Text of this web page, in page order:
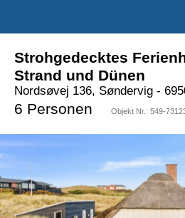
Strohgedecktes
Strand und Dünen
Nordsøvej 136, Søndervig -
6 Personen Objekt Nr.: 549-